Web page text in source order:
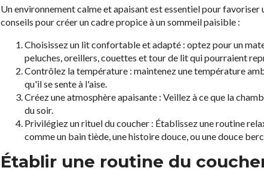
Un environnement calme et apaisant est essentiel pour
conseils pour créer un cadre propice à un sommeil paisible :
Choisissez un lit confortable et adapté : optez pour un
peluches, oreillers, couettes et tour de lit qui pourraient
Contrôlez la température : maintenez une température
qu'il se sente à l'aise.
Créez une atmosphère apaisante : Veillez à ce que la
du soir.
Privilégiez un rituel du coucher : Établissez une routine
comme un bain tiède, une histoire douce, ou une douce
Établir une routine du